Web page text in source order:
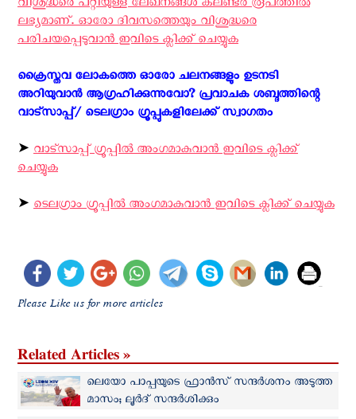
വിശുദ്ധരെ പറ്റിയുള്ള ലേഖനങ്ങള്‍ കലണ്ടര്‍ രൂപത്തില്‍
ലഭ്യമാണ്. ഓരോ ദിവസത്തെയും വിശുദ്ധരെ
പരിചയപ്പെടുവാന്‍ ഇവിടെ ക്ലിക്ക് ചെയ്യുക
ക്രൈസ്തവ ലോകത്തെ ഓരോ ചലനങ്ങളും ഉടനടി
അറിയുവാന്‍ ആഗ്രഹിക്കുന്നുവോ? പ്രവാചക ശബ്ദത്തിന്റെ
വാട്സാപ്പ്/ ടെലഗ്രാം ഗ്രൂപ്പുകളിലേക്ക് സ്വാഗതം ‍
➤ വാട്സാപ്പ് ഗ്രൂപ്പിൽ അംഗമാകുവാൻ ഇവിടെ ക്ലിക്ക്
ചെയ്യുക
➤ ടെലഗ്രാം ഗ്രൂപ്പിൽ അംഗമാകുവാൻ ഇവിടെ ക്ലിക്ക് ചെയ്യുക
Please Like us for more articles
Related Articles »
ലെയോ പാപ്പയുടെ ഫ്രാന്‍സ് സന്ദര്‍ശനം അടുത്ത
മാസം; ലൂര്‍ദ് സന്ദര്‍ശിക്കും